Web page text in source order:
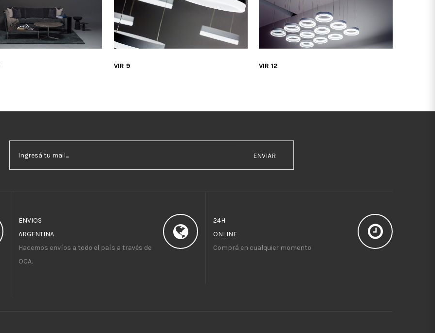
VIR 9 VIR 12
ENVIAR
ENVIOS
ARGENTINA
Hacemos envíos a todo el país a través de
OCA.
24H
ONLINE
Comprá en cualquier momento